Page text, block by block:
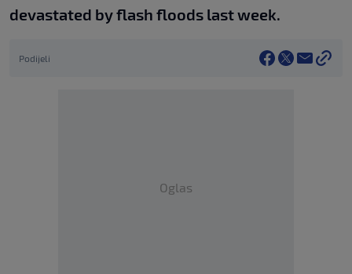
devastated by flash floods last week.
Podijeli
Oglas